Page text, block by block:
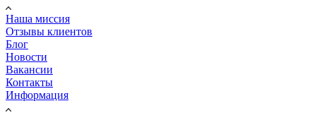
Наша миссия
Отзывы клиентов
Блог
Новости
Вакансии
Контакты
Информация